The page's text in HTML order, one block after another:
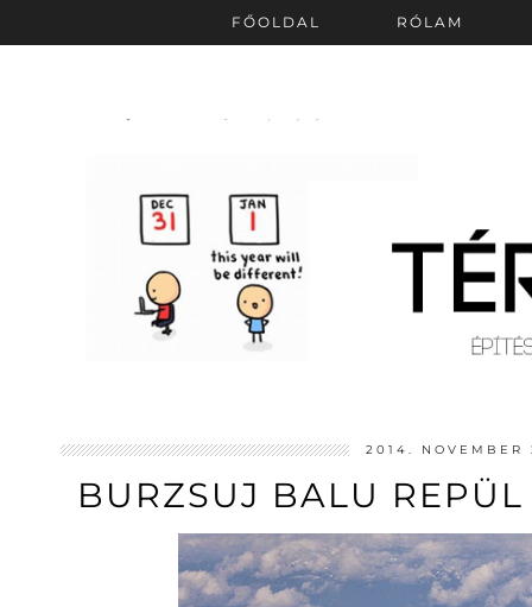
FŐOLDAL RÓLAM
2014. NOVEMBER
BURZSUJ BALU